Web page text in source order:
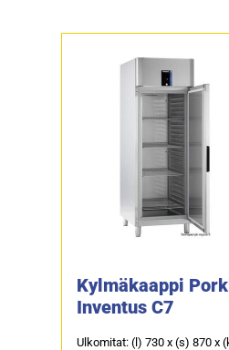
Kylmäkaappi
Inventus C7
Ulkomitat: (l) 730 x (s) 870 x